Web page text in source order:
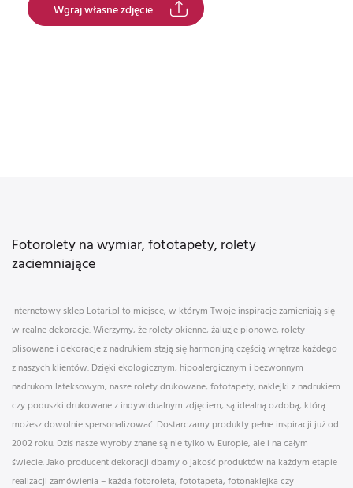
Wgraj własne zdjęcie
Fotorolety na wymiar, fototapety, rolety
zaciemniające
Internetowy sklep Lotari.pl to miejsce, w którym Twoje inspiracje zamieniają się
w realne dekoracje. Wierzymy, że rolety okienne, żaluzje pionowe, rolety
plisowane i dekoracje z nadrukiem stają się harmonijną częścią wnętrza każdego
z naszych klientów. Dzięki ekologicznym, hipoalergicznym i bezwonnym
nadrukom lateksowym, nasze rolety drukowane, fototapety, naklejki z nadrukiem
czy poduszki drukowane z indywidualnym zdjęciem, są idealną ozdobą, którą
możesz dowolnie spersonalizować. Dostarczamy produkty pełne inspiracji już od
2002 roku. Dziś nasze wyroby znane są nie tylko w Europie, ale i na całym
świecie. Jako producent dekoracji dbamy o jakość produktów na każdym etapie
realizacji zamówienia – każda fotoroleta, fototapeta, fotonaklejka czy